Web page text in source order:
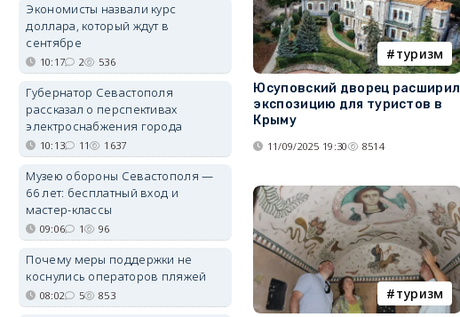
туризм
Юсуповский дворец расширил
экспозицию для туристов в
Крыму
11/09/2025 19:30 8514
туризм
Экономисты назвали курс
доллара, который ждут в
сентябре
10:17 2 536
Губернатор Севастополя
рассказал о перспективах
электроснабжения города
10:13 11 1637
Музею обороны Севастополя —
66 лет: бесплатный вход и
мастер-классы
09:06 1 96
Почему меры поддержки не
коснулись операторов пляжей
08:02 5 853